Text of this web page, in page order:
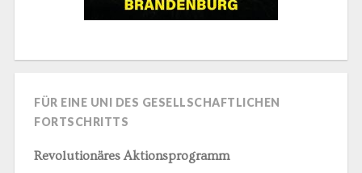
FÜR EINE UNI DES GESELLSCHAFTLICHEN
FORTSCHRITTS
Revolutionäres Aktionsprogramm